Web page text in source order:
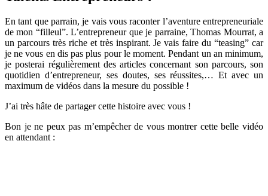
En tant que parrain, je vais vous raconter l’aventure entrepreneuriale
de mon “filleul”. L’entrepreneur que je parraine, Thomas Mourrat, a
un parcours très riche et très inspirant. Je vais faire du “teasing” car
je ne vous en dis pas plus pour le moment. Pendant un an minimum,
je posterai régulièrement des articles concernant son parcours, son
quotidien d’entrepreneur, ses doutes, ses réussites,… Et avec un
maximum de vidéos dans la mesure du possible !
J’ai très hâte de partager cette histoire avec vous !
Bon je ne peux pas m’empêcher de vous montrer cette belle vidéo
en attendant :